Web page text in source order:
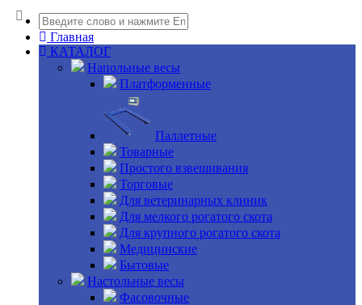
Главная
КАТАЛОГ
Напольные весы
Платформенные
Паллетные
Товарные
Простого взвешивания
Торговые
Для ветеринарных клиник
Для мелкого рогатого скота
Для крупного рогатого скота
Медицинские
Бытовые
Настольные весы
Фасовочные